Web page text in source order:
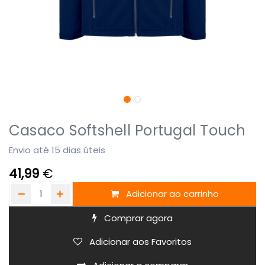
Casaco Softshell Portugal Touch
Envio até 15 dias úteis
41,99 €
Adicionar ao carrinho
Comprar agora
Adicionar aos Favoritos